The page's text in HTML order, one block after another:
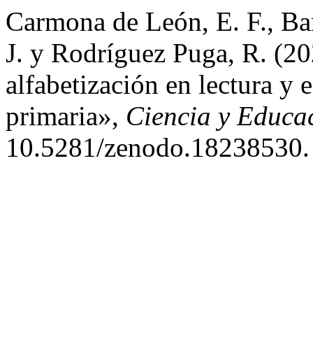
Carmona de León, E. F.,
J. y Rodríguez Puga, R.
alfabetización en lectura y
primaria», Ciencia y
10.5281/zenodo.18238530.